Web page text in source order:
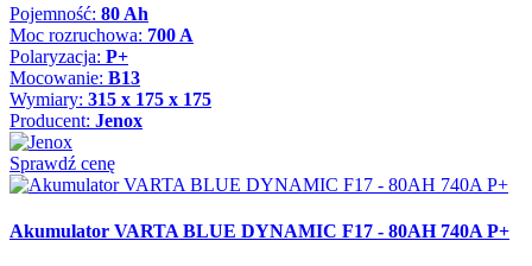
Pojemność: 80 Ah
Moc rozruchowa: 700 A
Polaryzacja: P+
Mocowanie: B13
Wymiary: 315 x 175 x 175
Producent: Jenox
Sprawdź cenę
Akumulator VARTA BLUE DYNAMIC F17 - 80AH 740A P+